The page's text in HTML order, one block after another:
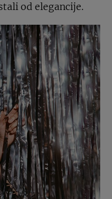
od elegancije.